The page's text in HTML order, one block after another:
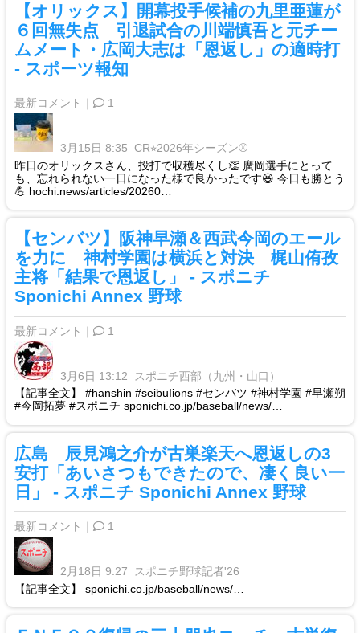
【オリックス】開幕投手候補の九里亜蓮が
６回無失点 引退試合の川端慎吾と元チー
ムメート・広岡大志は「恩返し」の適時打
- スポーツ報知
最新コメント｜ 1
3月15日 8:35 CR⭐︎2026年シーズン⚾️
昨日のオリックスさん、投打で収穫尽くし👏 廣岡選手にとって
も、忘れられない一日になった様で良かったです😆 今日も勝とう
💪 hochi.news/articles/20260…
【センバツ】阪神早瀬＆西武今岡のエール
を力に 神村学園は横浜と対決 梶山侑孜
主将「結果で恩返し」 - スポニチ
Sponichi Annex 野球
最新コメント｜ 1
3月6日 13:12
スポニチ西部（九州・山口）
【記事全文】 #hanshin #seibuIions #センバツ #神村学園 #早瀬朔
#今岡拓夢 #スポニチ sponichi.co.jp/baseball/news/…
広島 辰見鴻之介が古巣楽天へ恩返しの3
安打「あいさつもできたので、凄く良い一
日」 - スポニチ Sponichi Annex 野球
最新コメント｜ 1
2月18日 9:27
スポニチ野球記者'26
【記事全文】 sponichi.co.jp/baseball/news/…